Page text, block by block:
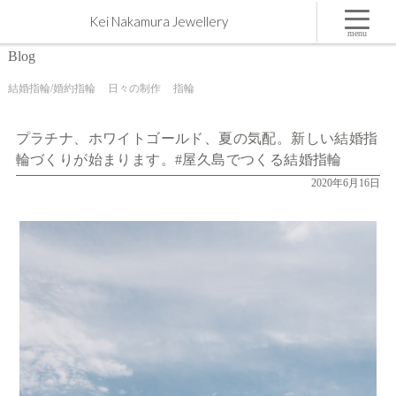
プラチナ、ホワイトゴールド、夏の気配。新しい結婚指輪づくりが始まります。#屋久島でつく
る結婚指輪 | 屋久島,ジュエリー,オーダーメイドのマリッジリング（結婚・婚約指輪）制作 | Kei
Kei Nakamura Jewellery
Blog
結婚指輪/婚約指輪 日々の制作 指輪
プラチナ、ホワイトゴールド、夏の気配。新しい結婚指
輪づくりが始まります。#屋久島でつくる結婚指輪
2020年6月16日
menu